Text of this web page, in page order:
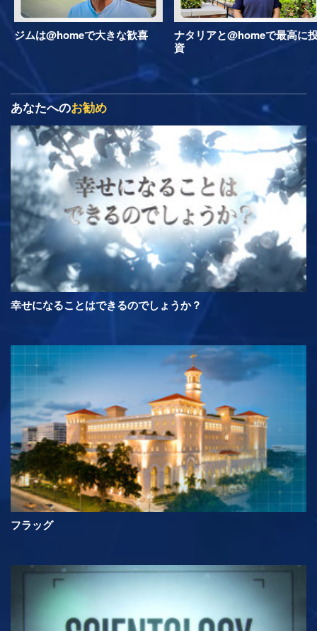
ジムは@homeで大きな歓喜
ナタリアと@homeで最高に
資
あなたへのお勧め
幸せになることはできるのでしょうか？
フラッグ